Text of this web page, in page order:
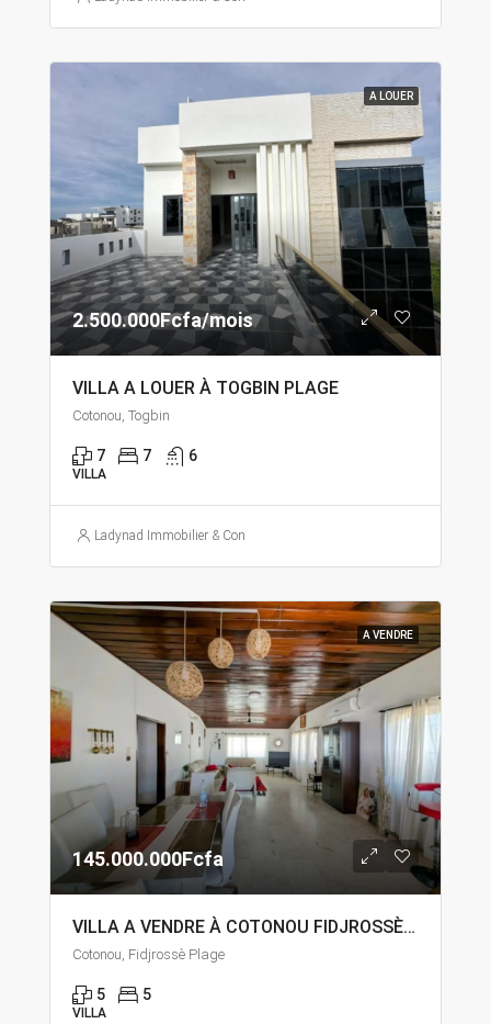
A LOUER
2.500.000Fcfa/mois
VILLA A LOUER À TOGBIN PLAGE
Cotonou, Togbin
7 7 6
VILLA
Ladynad Immobilier & Construction
A VENDRE
145.000.000Fcfa
VILLA A VENDRE À COTONOU FIDJROSSÈ PLAGE
Cotonou, Fidjrossè Plage
5 5
VILLA